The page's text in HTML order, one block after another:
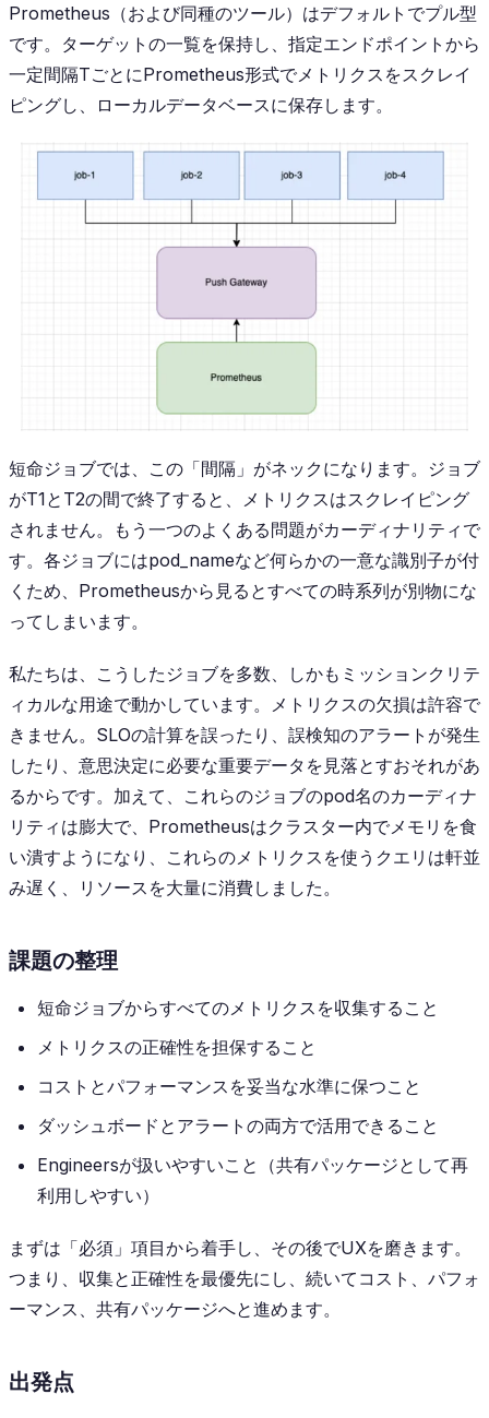
Prometheus（および同種のツール）はデフォルトでプル型
です。ターゲットの一覧を保持し、指定エンドポイントから
一定間隔TごとにPrometheus形式でメトリクスをスクレイ
ピングし、ローカルデータベースに保存します。
短命ジョブでは、この「間隔」がネックになります。ジョブ
がT1とT2の間で終了すると、メトリクスはスクレイピング
されません。もう一つのよくある問題がカーディナリティで
す。各ジョブにはpod_nameなど何らかの一意な識別子が付
くため、Prometheusから見るとすべての時系列が別物にな
ってしまいます。
私たちは、こうしたジョブを多数、しかもミッションクリテ
ィカルな用途で動かしています。メトリクスの欠損は許容で
きません。SLOの計算を誤ったり、誤検知のアラートが発生
したり、意思決定に必要な重要データを見落とすおそれがあ
るからです。加えて、これらのジョブのpod名のカーディナ
リティは膨大で、Prometheusはクラスター内でメモリを食
い潰すようになり、これらのメトリクスを使うクエリは軒並
み遅く、リソースを大量に消費しました。
課題の整理
短命ジョブからすべてのメトリクスを収集すること
メトリクスの正確性を担保すること
コストとパフォーマンスを妥当な水準に保つこと
ダッシュボードとアラートの両方で活用できること
Engineersが扱いやすいこと（共有パッケージとして再
利用しやすい）
まずは「必須」項目から着手し、その後でUXを磨きます。
つまり、収集と正確性を最優先にし、続いてコスト、パフォ
ーマンス、共有パッケージへと進めます。
出発点